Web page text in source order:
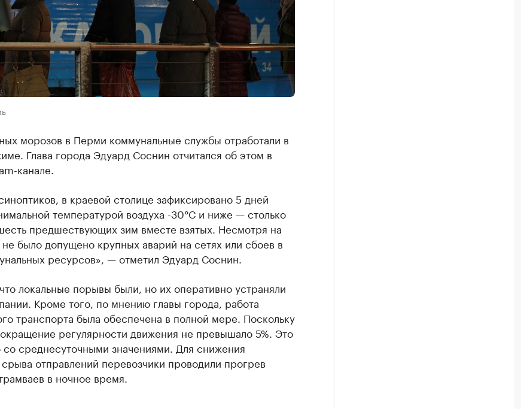
морозов в Перми коммунальные службы отработали в
Глава города Эдуард Соснин отчитался об этом в
канале.
в краевой столице зафиксировано 5 дней
температурой воздуха -30°С и ниже — столько
предшествующих зим вместе взятых. Несмотря на
было допущено крупных аварий на сетях или сбоев в
ресурсов», — отметил Эдуард Соснин.
локальные порывы были, но их оперативно устраняли
Кроме того, по мнению главы города, работа
транспорта была обеспечена в полной мере. Поскольку
регулярности движения не превышало 5%. Это
со среднесуточными значениями. Для снижения
отправлений перевозчики проводили прогрев
в ночное время.